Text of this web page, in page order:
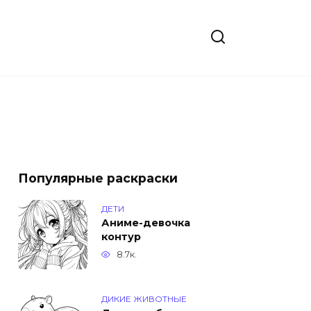
Популярные раскраски
ДЕТИ
Аниме-девочка
контур
8.7к.
ДИКИЕ ЖИВОТНЫЕ